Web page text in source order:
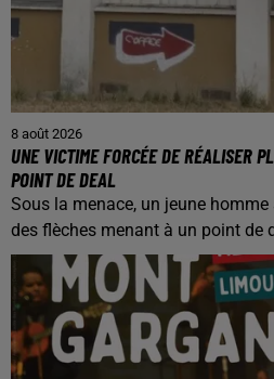
8 août 2026
UNE VICTIME FORCÉE DE RÉALISER
POINT DE DEAL
Sous la menace, un jeune
des flèches menant à un point de